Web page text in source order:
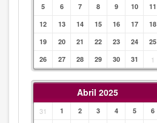
5 6 7 8 9 10
11
12
13 14 15 16 17
18
19
20 21 22 23 24
25
26
27 28 29 30 31 1
Abril 2025
31 1 2 3 4 5
6